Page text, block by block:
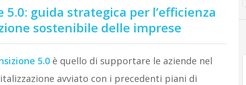
guida strategica per l’efficienza
sostenibile delle imprese
5.0è quello di supportare le aziende nel
avviato con i precedenti piani di